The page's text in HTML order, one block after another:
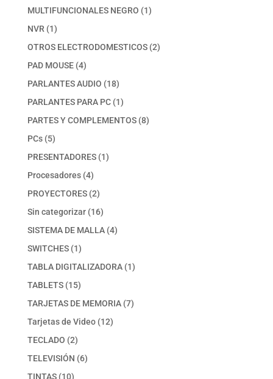
productos
MULTIFUNCIONALES NEGRO 11
NVR 11
producto
OTROS ELECTRODOMESTICOS 22
PAD MOUSE 44
productos
PARLANTES AUDIO 1818
productos
PARLANTES PARA PC 11
producto
PARTES Y COMPLEMENTOS 88
PCs 55
productos
PRESENTADORES 11
Procesadores 44
productos
PROYECTORES 22
productos
Sin categorizar 1616
productos
SISTEMA DE MALLA 44
SWITCHES 11
producto
TABLA DIGITALIZADORA 11
TABLETS 1515
productos
TARJETAS DE MEMORIA 77
Tarjetas de Video 1212
TECLADO 22
productos
TELEVISIÓN 66
TINTAS 1010